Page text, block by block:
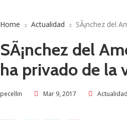
Home Actualidad SÃ¡nchez del
SÃ¡nchez del
ha privado de la
pecellin Mar 9, 2017 Actualidad